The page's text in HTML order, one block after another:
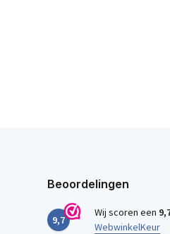
Beoordelingen
9,7
Wij scoren een
WebwinkelKeur